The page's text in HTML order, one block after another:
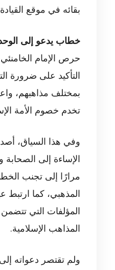
بقائه في موقع
خطاب يدعو إلى
حرص الإمام
التأكيد على ضرورة
بمختلف مذاهبهم،
تخدم خصوم الأمة
وفي هذا السياق،
الإساءة إلى
مرارًا إلى تجنب
المذهبي، كما
المؤلفات التي
المذاهب الإسلامية.
ولم تقتصر دعواته